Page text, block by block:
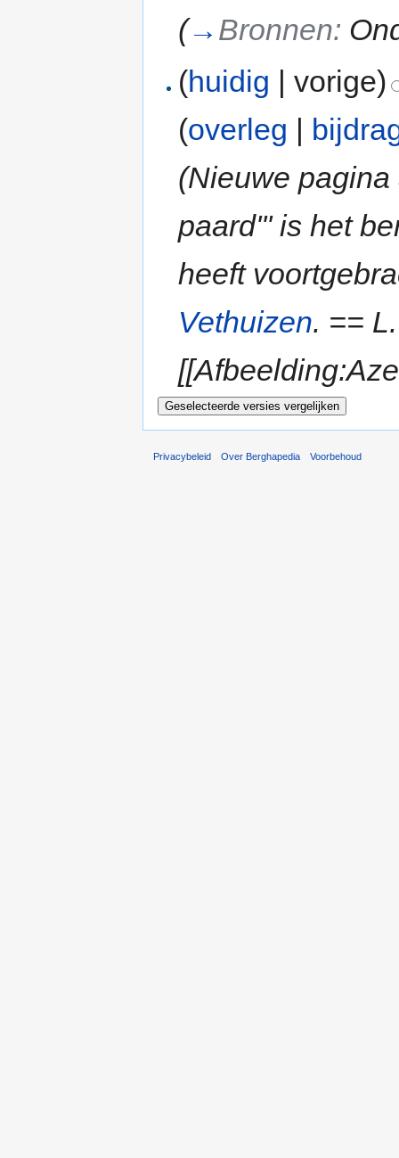
(→ Bronnen:
(huidig | vorige)
(overleg |
(Nieuwe
paard''' is het
heeft
Vethuizen. ==
Privacybeleid Over Berghapedia Voorbehoud